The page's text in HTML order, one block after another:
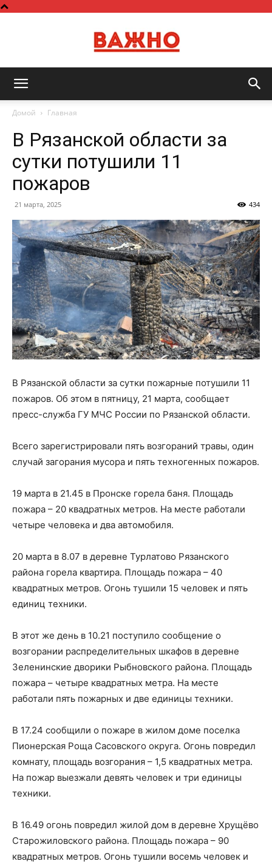
Домой Главная
В Рязанской области за
сутки потушили 11
пожаров
21 марта, 2025 434
В Рязанской области за сутки пожарные потушили 11
пожаров. Об этом в пятницу, 21 марта, сообщает
пресс-служба ГУ МЧС России по Рязанской области.
Всего зарегистрировали пять возгораний травы, один
случай загорания мусора и пять техногенных пожаров.
19 марта в 21.45 в Пронске горела баня. Площадь
пожара – 20 квадратных метров. На месте работали
четыре человека и два автомобиля.
20 марта в 8.07 в деревне Турлатово Рязанского
района горела квартира. Площадь пожара – 40
квадратных метров. Огонь тушили 15 человек и пять
единиц техники.
В этот же день в 10.21 поступило сообщение о
возгорании распределительных шкафов в деревне
Зеленинские дворики Рыбновского района. Площадь
пожара – четыре квадратных метра. На месте
работали пять пожарных и две единицы техники.
В 17.24 сообщили о пожаре в жилом доме поселка
Пионерская Роща Сасовского округа. Огонь повредил
комнату, площадь возгорания – 1,5 квадратных метра.
На пожар выезжали девять человек и три единицы
техники.
В 16.49 огонь повредил жилой дом в деревне Хрущёво
Старожиловского района. Площадь пожара – 90
квадратных метров. Огонь тушили восемь человек и